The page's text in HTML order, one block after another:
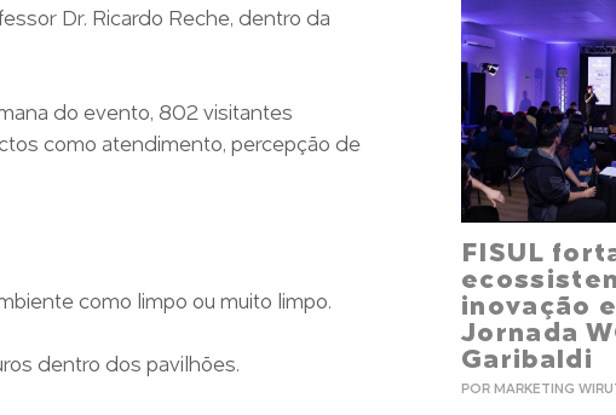
Dr. Ricardo Reche, dentro da
do evento, 802 visitantes
como atendimento, percepção de
como limpo ou muito limpo.
dentro dos pavilhões.
FISUL
inovação
Jornada
Garibaldi
POR MARKETING